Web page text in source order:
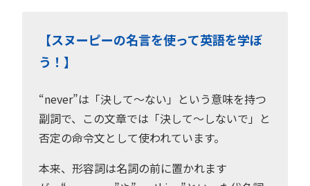
【スヌーピーの名言を使って英語を学ぼ
う！】
“never”は「決して〜ない」という意味を持つ
副詞で、この文章では「決して〜しないで」と
否定の命令文として使われています。
本来、形容詞は名詞の前に置かれます